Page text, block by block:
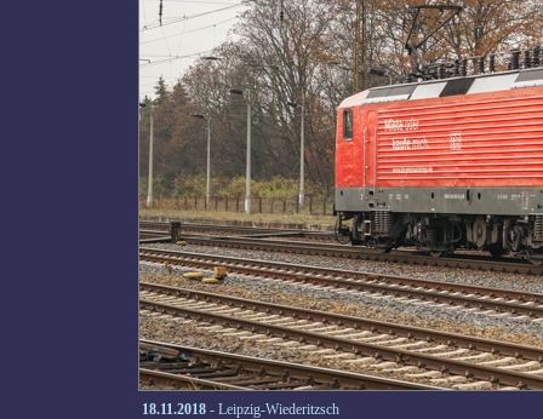
18.11.2018 - Leipzig-Wiederitzsch